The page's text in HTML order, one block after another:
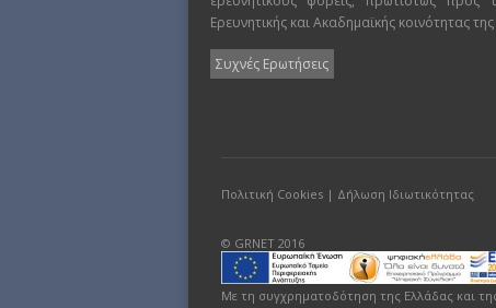
Ερευνητικής και Ακαδημαϊκής κοινότητας
Συχνές Ερωτήσεις
Πολιτική Cookies | Δήλωση Ιδιωτικότητας
© GRNET 2016
Με τη συγχρηματοδότηση της Ελλάδας και